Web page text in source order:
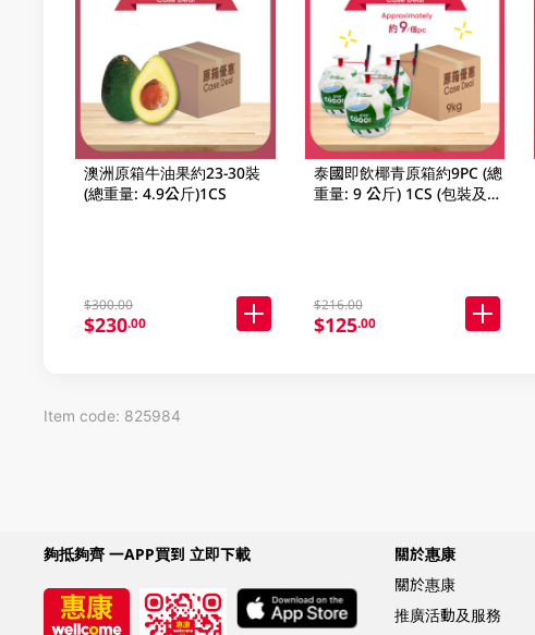
澳洲原箱牛油果約23-30裝
(總重量: 4.9公斤)1CS
$300.00
$230.00
泰國即飲椰青原箱約9PC (總
重量: 9 公斤) 1CS (包裝及品
$216.00
$125.00
Item code: 825984
夠抵夠齊 一APP買到 立即下載
關於惠康
關於惠康
推廣活動及服務